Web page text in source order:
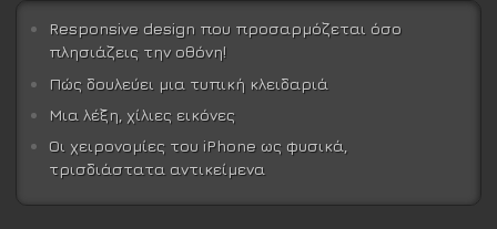
Responsive design που προσαρμόζεται όσο
πλησιάζεις την οθόνη!
Πώς δουλεύει μια τυπική κλειδαριά
Μια λέξη, χίλιες εικόνες
Οι χειρονομίες του iPhone ως φυσικά,
τρισδιάστατα αντικείμενα